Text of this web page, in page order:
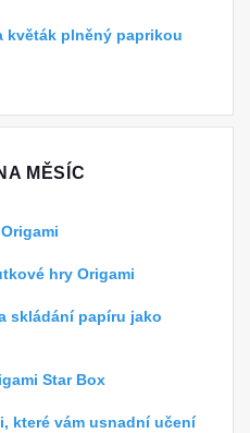
květák plněný paprikou
MĚSÍC
hry Origami
skládání papíru jako
Star Box
které vám usnadní učení